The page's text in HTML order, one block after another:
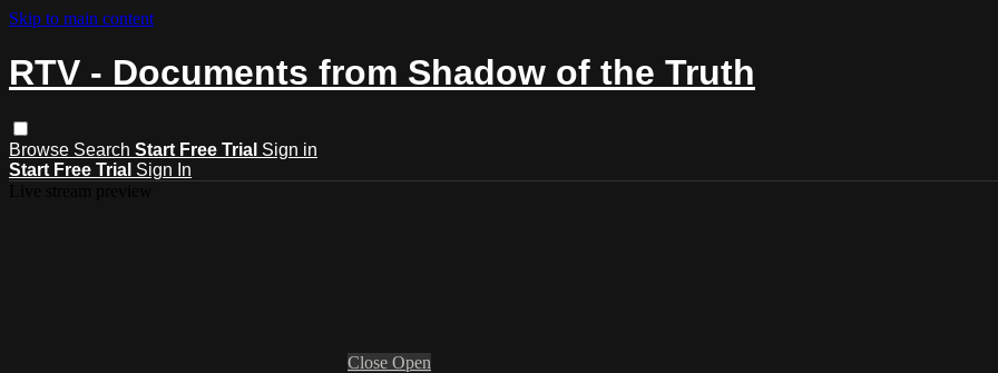
Skip to main content
RTV - Documents from Shadow of the Truth
Browse Search Start Free Trial Sign in
Start Free Trial Sign In
Close Open